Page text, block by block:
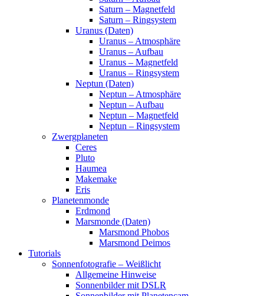
Saturn – Magnetfeld
Saturn – Ringsystem
Uranus (Daten)
Uranus – Atmosphäre
Uranus – Aufbau
Uranus – Magnetfeld
Uranus – Ringsystem
Neptun (Daten)
Neptun – Atmosphäre
Neptun – Aufbau
Neptun – Magnetfeld
Neptun – Ringsystem
Zwergplaneten
Ceres
Pluto
Haumea
Makemake
Eris
Planetenmonde
Erdmond
Marsmonde (Daten)
Marsmond Phobos
Marsmond Deimos
Tutorials
Sonnenfotografie – Weißlicht
Allgemeine Hinweise
Sonnenbilder mit DSLR